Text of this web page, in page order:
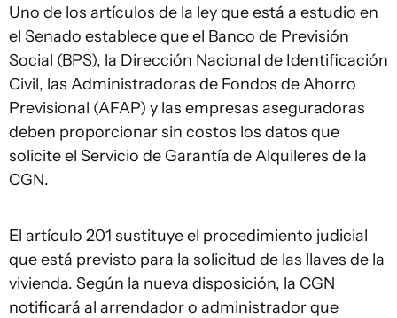
Uno de los artículos de la ley que está a estudio en
el Senado establece que el Banco de Previsión
Social (BPS), la Dirección Nacional de Identificación
Civil, las Administradoras de Fondos de Ahorro
Previsional (AFAP) y las empresas aseguradoras
deben proporcionar sin costos los datos que
solicite el Servicio de Garantía de Alquileres de la
CGN.
El artículo 201 sustituye el procedimiento judicial
que está previsto para la solicitud de las llaves de la
vivienda. Según la nueva disposición, la CGN
notificará al arrendador o administrador que